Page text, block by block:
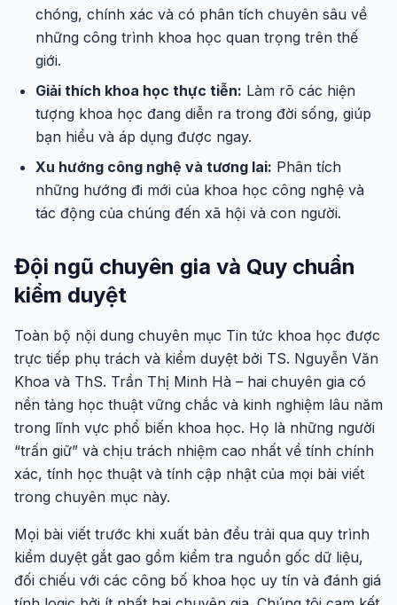
chóng, chính xác và có phân tích chuyên sâu về
những công trình khoa học quan trọng trên thế
giới.
Giải thích khoa học thực tiễn: Làm rõ các hiện
tượng khoa học đang diễn ra trong đời sống, giúp
bạn hiểu và áp dụng được ngay.
Xu hướng công nghệ và tương lai: Phân tích
những hướng đi mới của khoa học công nghệ và
tác động của chúng đến xã hội và con người.
Đội ngũ chuyên gia và Quy chuẩn
kiểm duyệt
Toàn bộ nội dung chuyên mục Tin tức khoa học được
trực tiếp phụ trách và kiểm duyệt bởi TS. Nguyễn Văn
Khoa và ThS. Trần Thị Minh Hà – hai chuyên gia có
nền tảng học thuật vững chắc và kinh nghiệm lâu năm
trong lĩnh vực phổ biến khoa học. Họ là những người
“trấn giữ” và chịu trách nhiệm cao nhất về tính chính
xác, tính học thuật và tính cập nhật của mọi bài viết
trong chuyên mục này.
Mọi bài viết trước khi xuất bản đều trải qua quy trình
kiểm duyệt gắt gao gồm kiểm tra nguồn gốc dữ liệu,
đối chiếu với các công bố khoa học uy tín và đánh giá